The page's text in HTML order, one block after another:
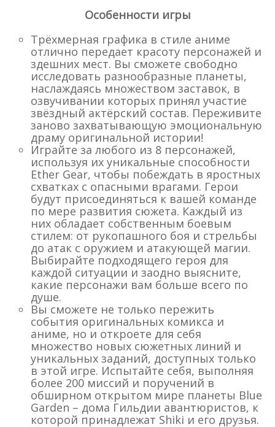
Особенности игры
Трёхмерная графика в стиле аниме
отлично передает красоту персонажей и
здешних мест. Вы сможете свободно
исследовать разнообразные планеты,
наслаждаясь множеством заставок, в
озвучивании которых принял участие
звёздный актёрский состав. Переживите
заново захватывающую эмоциональную
драму оригинальной истории!
Играйте за любого из 8 персонажей,
используя их уникальные способности
Ether Gear, чтобы побеждать в яростных
схватках с опасными врагами. Герои
будут присоединяться к вашей команде
по мере развития сюжета. Каждый из
них обладает собственным боевым
стилем: от рукопашного боя и стрельбы
до атак с оружием и атакующей магии.
Выбирайте подходящего героя для
каждой ситуации и заодно выясните,
какие персонажи вам больше всего по
душе.
Вы сможете не только пережить
события оригинальных комикса и
аниме, но и откроете для себя
множество новых сюжетных линий и
уникальных заданий, доступных только
в этой игре. Испытайте себя, выполняя
более 200 миссий и поручений в
обширном открытом мире планеты Blue
Garden – дома Гильдии авантюристов, к
которой принадлежат Shiki и его друзья.